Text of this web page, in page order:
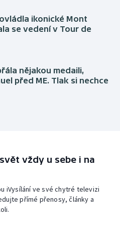
ikonické Mont
se vedení v Tour de
nějakou medaili,
před ME. Tlak si nechce
vždy u sebe i na
iVysílání ve své chytré televizi
přímé přenosy, články a